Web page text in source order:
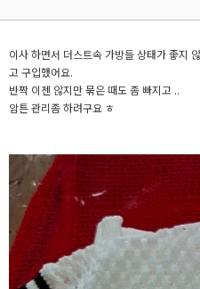
이사 하면서 더스트속 가방들 상태가 좋지
고 구입했어요.
반짝 이젠 않지만 묶은 때도 좀 빠지고 ..
암튼 관리좀 하려구요 ㅎ